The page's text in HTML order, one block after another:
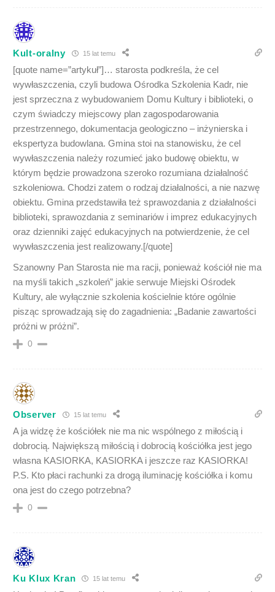
Kult-oralny 15 lat temu
[quote name=”artykuł”]… starosta podkreśla, że cel
wywłaszczenia, czyli budowa Ośrodka Szkolenia Kadr, nie
jest sprzeczna z wybudowaniem Domu Kultury i biblioteki, o
czym świadczy miejscowy plan zagospodarowania
przestrzennego, dokumentacja geologiczno – inżynierska i
ekspertyza budowlana. Gmina stoi na stanowisku, że cel
wywłaszczenia należy rozumieć jako budowę obiektu, w
którym będzie prowadzona szeroko rozumiana działalność
szkoleniowa. Chodzi zatem o rodzaj działalności, a nie nazwę
obiektu. Gmina przedstawiła też sprawozdania z działalności
biblioteki, sprawozdania z seminariów i imprez edukacyjnych
oraz dzienniki zajęć edukacyjnych na potwierdzenie, że cel
wywłaszczenia jest realizowany.[/quote]
Szanowny Pan Starosta nie ma racji, ponieważ kościół nie ma
na myśli takich „szkoleń” jakie serwuje Miejski Ośrodek
Kultury, ale wyłącznie szkolenia kościelnie które ogólnie
pisząc sprowadzają się do zagadnienia: „Badanie zawartości
próżni w próżni”.
0
Observer 15 lat temu
A ja widzę że kościółek nie ma nic wspólnego z miłością i
dobrocią. Największą miłością i dobrocią kościółka jest jego
własna KASIORKA, KASIORKA i jeszcze raz KASIORKA!
P.S. Kto płaci rachunki za drogą iluminację kościółka i komu
ona jest do czego potrzebna?
0
Ku Klux Kran 15 lat temu